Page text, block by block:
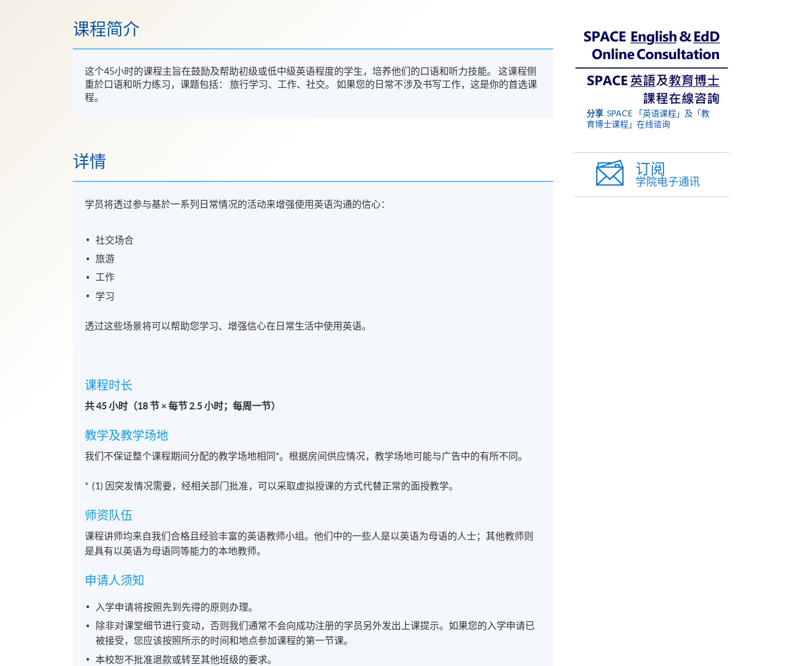
课程简介
这个45小时的课程主旨在鼓励及帮助初级或低中级英语程度的学生，培养他们的口语和听力技能。 这课程侧
重於口语和听力练习，课题包括： 旅行学习、工作、社交。 如果您的日常不涉及书写工作，这是你的首选课
程。
详情
学员将透过参与基於一系列日常情况的活动来增强使用英语沟通的信心：
社交场合
旅游
工作
学习
透过这些场景将可以帮助您学习、增强信心在日常生活中使用英语。
课程时长
共 45 小时（18 节 × 每节 2.5 小时；每周一节）
教学及教学场地
我们不保证整个课程期间分配的教学场地相同*。根据房间供应情况，教学场地可能与广告中的有所不同。
* (1) 因突发情况需要，经相关部门批准，可以采取虚拟授课的方式代替正常的面授教学。
师资队伍
课程讲师均来自我们合格且经验丰富的英语教师小组。他们中的一些人是以英语为母语的人士；其他教师则
是具有以英语为母语同等能力的本地教师。
申请人须知
入学申请将按照先到先得的原则办理。
除非对课堂细节进行变动，否则我们通常不会向成功注册的学员另外发出上课提示。如果您的入学申请已
被接受，您应该按照所示的时间和地点参加课程的第一节课。
本校恕不批准退款或转至其他班级的要求。
分享 SPACE 「英语课程」及「教
育博士课程」在线谘询
订阅
学院电子通讯